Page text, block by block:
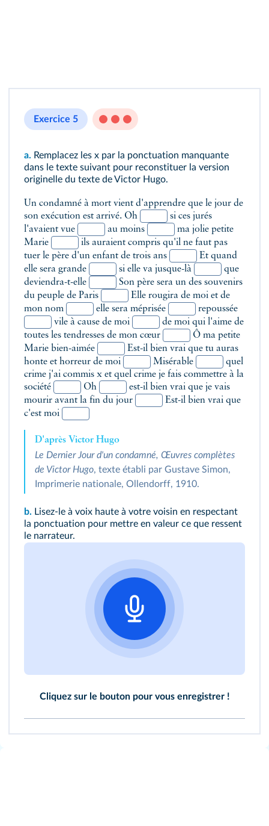
Exercice 5
a. Remplacez les x par la ponctuation manquante
dans le texte suivant pour reconstituer la version
originelle du texte de Victor Hugo.
Un condamné à mort vient d'apprendre que le jour de
son exécution est arrivé. Oh
si ces jurés
l'avaient vue
au moins
ma jolie petite
Marie
ils auraient compris qu'il ne faut pas
tuer le père d'un enfant de trois ans
Et quand
elle sera grande
si elle va jusque-là
que
deviendra-t-elle
Son père sera un des souvenirs
du peuple de Paris
Elle rougira de moi et de
mon nom
elle sera méprisée
repoussée
vile à cause de moi
de moi qui l'aime de
toutes les tendresses de mon cœur
Ô ma petite
Marie bien-aimée
Est-il bien vrai que tu auras
honte et horreur de moi
Misérable
quel
crime j'ai commis x et quel crime je fais commettre à la
société
Oh
est-il bien vrai que je vais
mourir avant la fin du jour
Est-il bien vrai que
c'est moi
D'après Victor Hugo
Le Dernier Jour d'un condamné, Œuvres complètes
de Victor Hugo, texte établi par Gustave Simon,
Imprimerie nationale, Ollendorff, 1910.
b.
la ponctuation pour mettre en valeur ce que ressent
le narrateur.
Cliquez sur le bouton pour vous enregistrer !